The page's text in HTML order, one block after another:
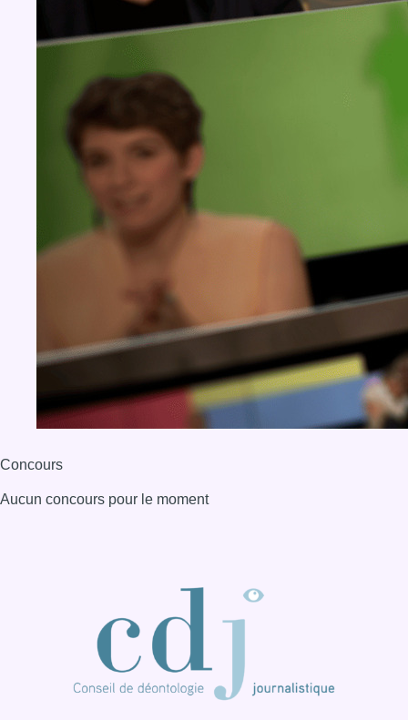
Concours
Aucun concours pour le moment